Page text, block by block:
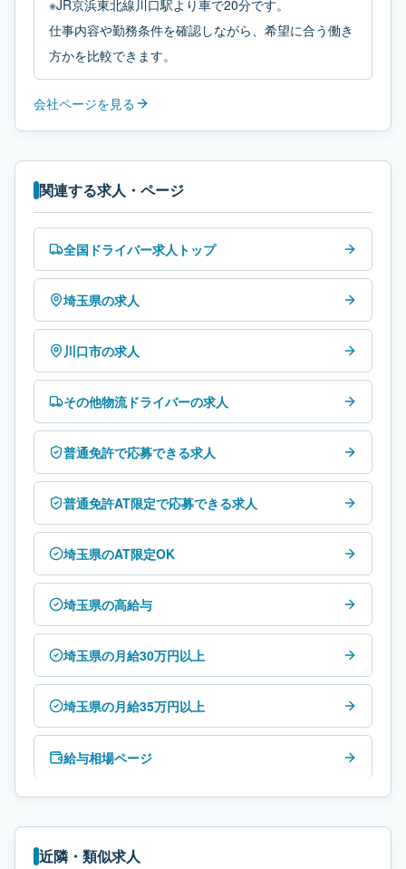
※JR京浜東北線川口駅より車で20分です。
仕事内容や勤務条件を確認しながら、希望に合う働き
方かを比較できます。
会社ページを見る
関連する求人・ページ
全国ドライバー求人トップ
埼玉県の求人
川口市の求人
その他物流ドライバーの求人
普通免許で応募できる求人
普通免許AT限定で応募できる求人
埼玉県のAT限定OK
埼玉県の高給与
埼玉県の月給30万円以上
埼玉県の月給35万円以上
給与相場ページ
近隣・類似求人